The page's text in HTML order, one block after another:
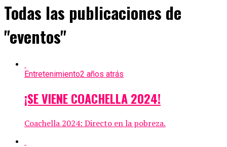
Todas las publicaciones de
"eventos"
Entretenimiento2 años atrás
¡SE VIENE COACHELLA 2024!
Coachella 2024: Directo en la pobreza.